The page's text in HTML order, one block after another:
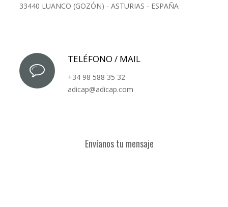
33440 LUANCO (GOZÓN) - ASTURIAS - ESPAÑA
TELÉFONO / MAIL
+34 98 588 35 32
adicap@adicap.com
Envíanos tu mensaje